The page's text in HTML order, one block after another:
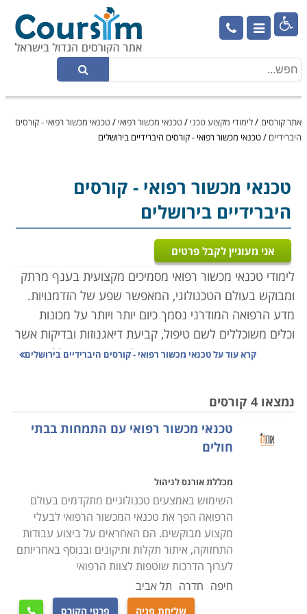

אתר קורסים /לימודי מקצוע טכני /טכנאי מכשור רפואי /טכנאי מכשור רפואי - קורסים
היברידיים /טכנאי מכשור רפואי - קורסים היברידיים בירושלים
טכנאי מכשור רפואי - קורסים
היברידיים בירושלים
אני מעוניין לקבל פרטים
לימודי טכנאי מכשור רפואי מסמיכים מקצועית בענף מרתק
ומבוקש בעולם הטכנולוגי, המאפשר שפע של הזדמנויות.
מדע הרפואה המודרני נסמך כיום יותר ויותר על מכונות
וכלים משוכללים לשם טיפול, קביעת דיאגנוזות ובדיקות אשר
פעם היו מבוצעות ידנית או פשוט לא היו קיימות כלל.
רפואי הוא יקר ערך הן מבחינת עלותו הכלכלית שמגיעה
לעתים למיליונים, והן מבחינת חיוניותו לתפעולן השוטף של
המערכות המורכבות בהן הוא פועל.
MRI
מתומחרת בכמה אלפי שקלים; בתי חולים אשר מחזיקים
ברשותם מכשיר זה מפעילים אותו בניצולת מירבית, לעתים
גם 24 שעות ביממה, דבר שמן הסתם גורר בלאי מהיר יותר
של הציוד. השבתת סורק שכזה עלולה לשבש פעילות באותו
מוסד רפואי באופן מתגלגל - פעילות הצוות המפעיל
משותקת, החולים אשר הגיעו לסריקה לא זוכים לה, מהלך
קרא עוד עלטכנאי מכשור רפואי - קורסים היברידיים בירושלים
נמצאו 4 קורסים
טכנאי מכשור רפואי עם התמחות בבתי
חולים
מכללת אורנס לניהול
השימוש באמצעים טכנולוגיים מתקדמים בעולם
הרפואה הפך את טכנאי המכשור הרפואי לבעלי
מקצוע מבוקשים. הם האחראים על ביצוע עבודות
התחזוקה, איתור תקלות ותיקונים ובנוסף באחריותם
לערוך הדרכות שוטפות לצוות הרפואי
חיפה חדרה תל אביב
שליחת פניה פרטי הקורס 